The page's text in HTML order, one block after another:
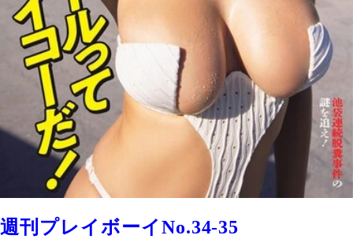
週刊プレイボーイNo.34-35